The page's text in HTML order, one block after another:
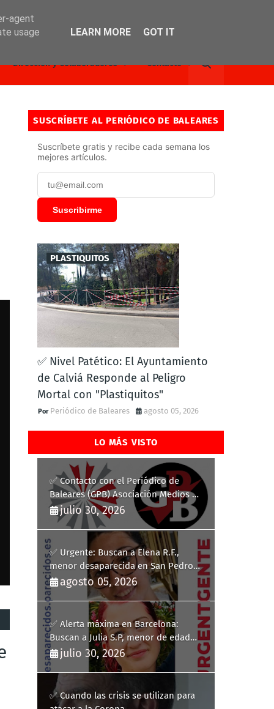
Dirección y Colaboradores Contacto
SUSCRÍBETE AL PERIÓDICO DE BALEARES
Suscríbete gratis y recibe cada semana los
mejores artículos.
Suscribirme
PLASTIQUITOS
✅ Nivel Patético: El Ayuntamiento
de Calviá Responde al Peligro
Mortal con "Plastiquitos"
Periódico de Baleares agosto 05, 2026
LO MÁS VISTO
✅ Contacto con el Periódico de
Baleares (GPB) Asociación Medios de
Comunicación Digitales
julio 30, 2026
✅ Urgente: Buscan a Elena R.F.,
menor desaparecida en San Pedro
del Pinatar
agosto 05, 2026
✅ Alerta máxima en Barcelona:
Buscan a Julia S.P, menor de edad
desaparecida en Pineda de Mar
julio 30, 2026
✅ Cuando las crisis se utilizan para
agent
usage
LEARN MORE GOT IT